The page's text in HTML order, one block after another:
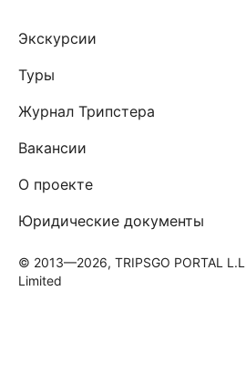
Экскурсии
Туры
Журнал Трипстера
Вакансии
О проекте
Юридические документы
© 2013—2026, TRIPSGO PORTAL
Limited